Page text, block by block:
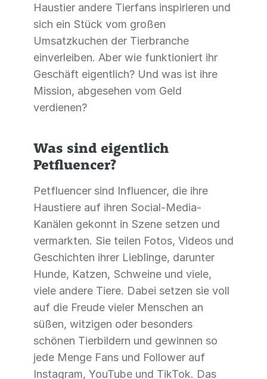
Haustier andere Tierfans inspirieren und
sich ein Stück vom großen
Umsatzkuchen der Tierbranche
einverleiben. Aber wie funktioniert ihr
Geschäft eigentlich? Und was ist ihre
Mission, abgesehen vom Geld
verdienen?
Was sind eigentlich
Petfluencer?
Petfluencer sind Influencer, die ihre
Haustiere auf ihren Social-Media-
Kanälen gekonnt in Szene setzen und
vermarkten. Sie teilen Fotos, Videos und
Geschichten ihrer Lieblinge, darunter
Hunde, Katzen, Schweine und viele,
viele andere Tiere. Dabei setzen sie voll
auf die Freude vieler Menschen an
süßen, witzigen oder besonders
schönen Tierbildern und gewinnen so
jede Menge Fans und Follower auf
Instagram, YouTube und TikTok. Das